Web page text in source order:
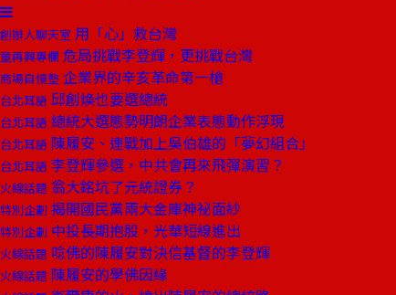
創辦人聊天室 用「心」救台灣
童再興專欄 危局挑戰李登輝，更挑戰台灣
商場自慢塾 企業界的辛亥革命第一槍
台北耳語 邱創煥也要選總統
台北耳語 總統大選態勢明朗企業表態動作浮現
台北耳語 陳履安、連戰加上吳伯雄的「夢幻組合」
台北耳語 李登輝參選，中共會再來飛彈演習？
火線話題 翁大銘坑了元統證券？
特別企劃 揭開國民黨兩大金庫神祕面紗
特別企劃 中投長期抱股，光華短線進出
火線話題 唸佛的陳履安對決信基督的李登輝
火線話題 陳履安的學佛因緣